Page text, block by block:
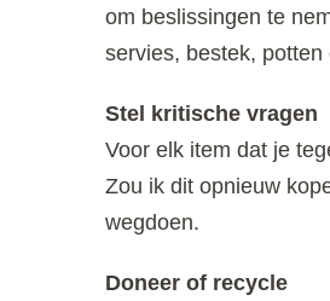
om beslissingen te
servies, bestek, potten
Stel kritische vragen
Voor elk item dat je
Zou ik dit opnieuw
wegdoen.
Doneer of recycle